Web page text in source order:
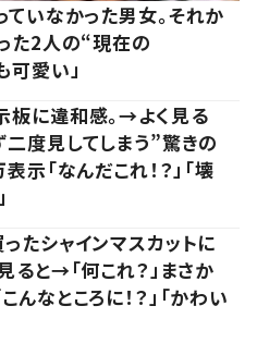
ていなかった男女。それか
た2人の“現在の
愛い」
板に違和感。→よく見る
度見してしまう”驚きの
示「なんだこれ！？」「壊
たシャインマスカットに
ると→「何これ？」まさか
んなところに！？」「かわい